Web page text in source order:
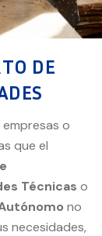
DE
empresas o
que el
Técnicas o
no
necesidades,